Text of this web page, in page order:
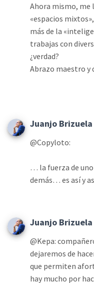
Ahora mismo, me
«espacios
más de la
trabajas con
¿verdad?
Abrazo maestro y
Juanjo Brizuela
@Copyloto:
… la fuerza de
demás… es así y
Juanjo Brizuela
@Kepa:
dejaremos de
que permiten
hay mucho por